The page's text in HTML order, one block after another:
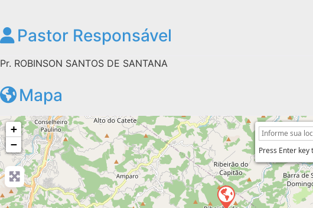
Pastor Responsável
Pr. ROBINSON SANTOS DE SANTANA
Mapa
+
−
Press Enter key